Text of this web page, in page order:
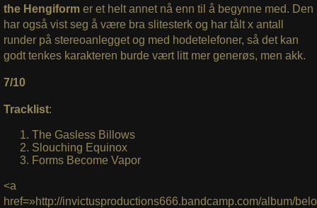
the Hengiformer et helt annet nå enn til å begynne med. Den
har også vist seg å være bra slitesterk og har tålt x antall
runder på stereoanlegget og med hodetelefoner, så det kan
godt tenkes karakteren burde vært litt mer generøs, men akk.
7/10
Tracklist:
The Gasless Billows
Slouching Equinox
Forms Become Vapor
<a
href=»http://invictusproductions666.bandcamp.com/album/